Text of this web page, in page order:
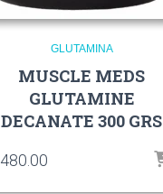
GLUTAMINA
MUSCLE MEDS
GLUTAMINE
DECANATE 300 GRS
480.00